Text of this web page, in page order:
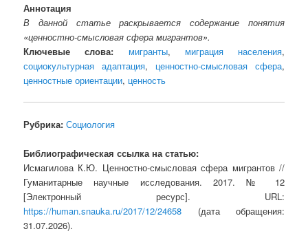
Аннотация
В данной статье раскрывается содержание понятия
«ценностно-смысловая сфера мигрантов».
Ключевые слова:
мигранты, миграция населения,
социокультурная адаптация, ценностно-смысловая сфера,
ценностные ориентации, ценность
Рубрика: Социология
Библиографическая ссылка на статью:
Исмагилова К.Ю. Ценностно-смысловая сфера мигрантов //
Гуманитарные научные исследования. 2017. № 12
[Электронный ресурс]. URL:
https://human.snauka.ru/2017/12/24658 (дата обращения:
31.07.2026).